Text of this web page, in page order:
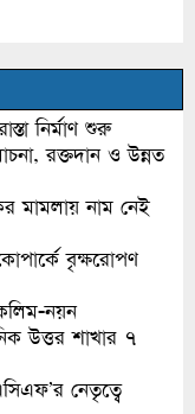
নির্মাণ শুরু
রক্তদান ও উন্নত
মামলায় নাম নেই
বৃক্ষরোপণ
কলিম-নয়ন
উত্তর শাখার ৭
নেতৃত্বে